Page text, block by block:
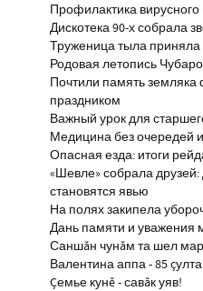
Профилактика вирусного
Дискотека 90-х собрала
Труженица тыла приняла
Родовая летопись
Почтили память
праздником
Важный урок для
Медицина без очередей
Опасная езда: итоги
«Шевле» собрала друзей:
становятся явью
На полях закипела
Дань памяти и уважения
Саншăн чунăм та шел мар
Валентина аппа - 85 çулта
Çемье кунĕ - савăк уяв!